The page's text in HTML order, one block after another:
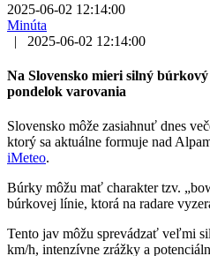
2025-06-02 12:14:00
Minúta
|
2025-06-02 12:14:00
Na Slovensko mieri silný
pondelok varovania
Slovensko môže zasiahnuť dnes
ktorý sa aktuálne formuje nad
iMeteo.
Búrky môžu mať charakter tzv.
búrkovej línie, ktorá na radare
Tento jav môžu sprevádzať veľmi
km/h, intenzívne zrážky a